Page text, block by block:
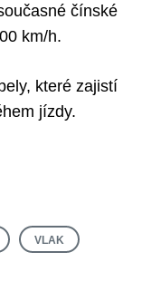
čínské
km/h.
které zajistí
jízdy.
VLAK